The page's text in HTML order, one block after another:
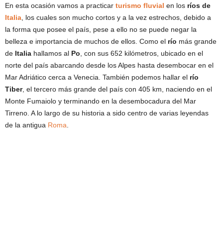
En esta ocasión vamos a practicar turismo fluvial en los ríos de
Italia , los cuales son mucho cortos y a la vez estrechos, debido a
la forma que posee el país, pese a ello no se puede negar la
belleza e importancia de muchos de ellos. Como el río más grande
de Italia hallamos al Po , con sus 652 kilómetros, ubicado en el
norte del país abarcando desde los Alpes hasta desembocar en el
Mar Adriático cerca a Venecia. También podemos hallar el río
Tiber, el tercero más grande del país con 405 km, naciendo en el
Monte Fumaiolo y terminando en la desembocadura del Mar
Tirreno. A lo largo de su historia a sido centro de varias leyendas
de la antigua Roma